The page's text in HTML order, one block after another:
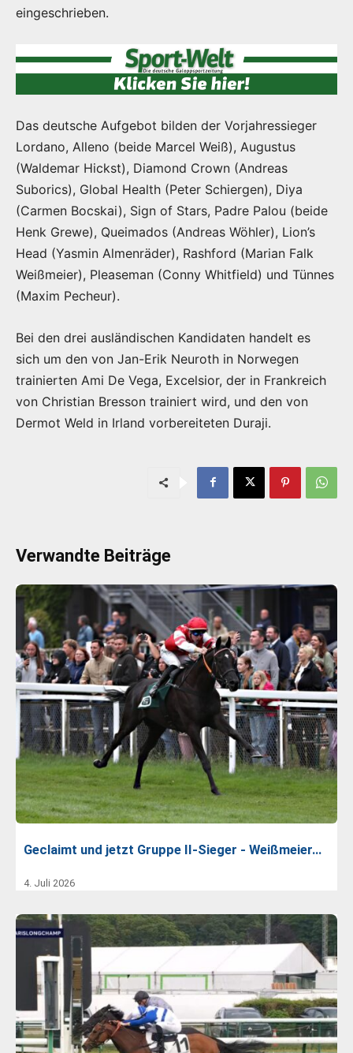
eingeschrieben.
Das deutsche Aufgebot bilden der Vorjahressieger
Lordano, Alleno (beide Marcel Weiß), Augustus
(Waldemar Hickst), Diamond Crown (Andreas
Suborics), Global Health (Peter Schiergen), Diya
(Carmen Bocskai), Sign of Stars, Padre Palou (beide
Henk Grewe), Queimados (Andreas Wöhler), Lion’s
Head (Yasmin Almenräder), Rashford (Marian Falk
Weißmeier), Pleaseman (Conny Whitfield) und Tünnes
(Maxim Pecheur).
Bei den drei ausländischen Kandidaten handelt es
sich um den von Jan-Erik Neuroth in Norwegen
trainierten Ami De Vega, Excelsior, der in Frankreich
von Christian Bresson trainiert wird, und den von
Dermot Weld in Irland vorbereiteten Duraji.
Verwandte Beiträge
Geclaimt und jetzt Gruppe II-Sieger - Weißmeier…
4. Juli 2026